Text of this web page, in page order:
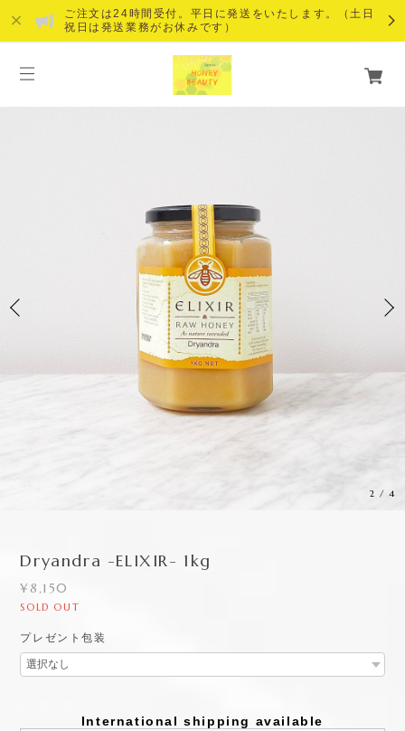
ご注文は24時間受付。平日に発送をいたします。（土日
祝日は発送業務がお休みです）
プレゼント包装
International shipping available